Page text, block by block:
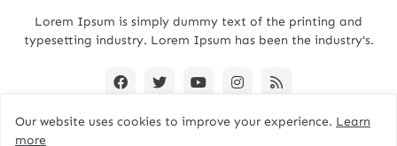
Lorem Ipsum is simply dummy text of the printing and
typesetting industry. Lorem Ipsum has been the industry's.
Our website uses cookies to improve your experience. Learn
more